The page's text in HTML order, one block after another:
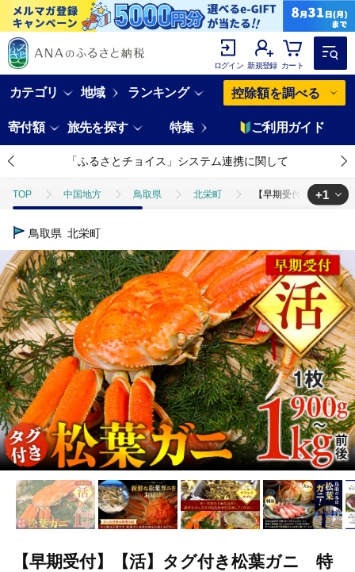
ログイン 新規登録 カート
カテゴリ 地域 ランキング 控除額を調べる
寄付額 旅先を探す 特集 ご利用ガイド
「ふるさとチョイス」システム連携に関して
TOP 中国地方 鳥取県 北栄町 【早期受付】【活】
TOP
+1
鳥取県 北栄町
【早期受付】【活】タグ付き松葉ガニ 特